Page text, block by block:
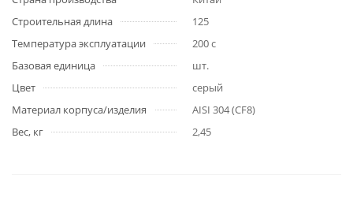
Строительная длина
125
Температура эксплуатации
200 с
Базовая единица
шт.
Цвет
серый
Материал корпуса/изделия
AISI 304 (CF8)
Вес, кг
2,45